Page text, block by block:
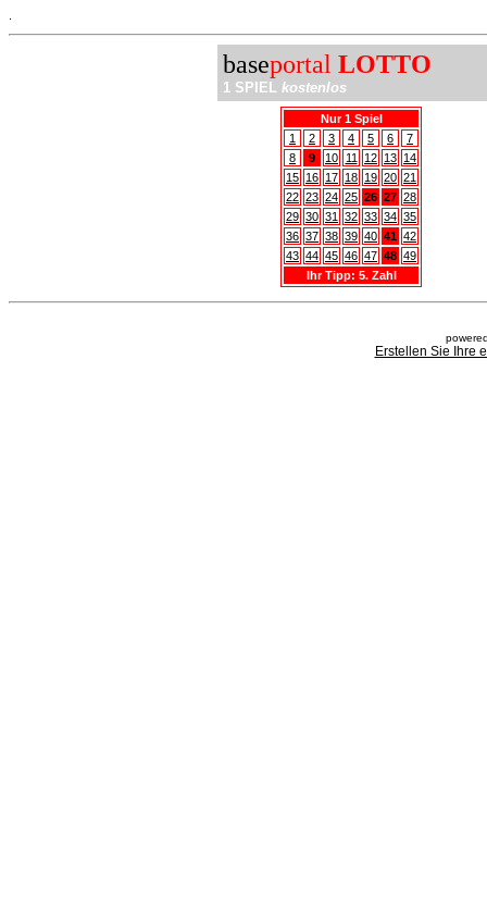
baseportal LOTTO
1 SPIEL kostenlos
Nur 1 Spiel
1
2 3 4 5 6
7
8
9 10 11 12 13 14
15 16 17 18 19 20 21
22 23 24 25 26 27 28
29 30 31 32 33 34 35
36 37 38 39 40 41 42
43 44 45 46 47 48 49
Ihr Tipp: 5. Zahl
Erstellen Sie Ihre